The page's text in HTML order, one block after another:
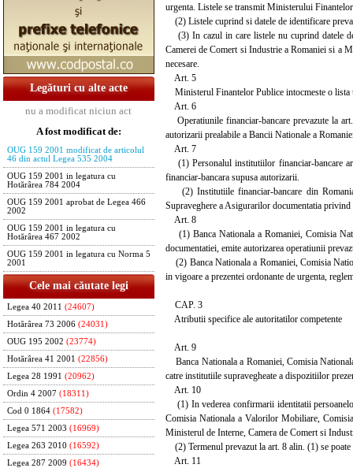
Legături cu alte acte
nu a modificat niciun act
A fost modificat de:
OUG 159 2001 modificat de articolul
46 din actul Legea 535 2004
OUG 159 2001 in legatura cu
Hotărârea 784 2004
OUG 159 2001 aprobat de Legea 466
2002
OUG 159 2001 in legatura cu
Hotărârea 467 2002
OUG 159 2001 in legatura cu Norma 5
2001
Cele mai căutate legi
Legea 40 2011 (24607)
Hotărârea 73 2006 (24031)
OUG 195 2002 (23774)
Hotărârea 41 2001 (22856)
Legea 28 1991 (20962)
Ordin 4 2007 (18311)
Cod 0 1864 (17582)
Legea 571 2003 (16969)
Legea 263 2010 (16592)
Legea 287 2009 (16434)
urgenta. Listele se transmit Ministerului
(2) Listele cuprind si datele de identificare
(3) In cazul in care listele nu cuprind datele
Camerei de Comert si Industrie a Romaniei si a
necesare.
Art. 5
Ministerul Finantelor Publice intocmeste o lista
Art. 6
Operatiunile financiar-bancare prevazute la
autorizarii prealabile a Bancii Nationale a
Art. 7
(1) Personalul institutiilor financiar-bancare
financiar-bancara supusa autorizarii.
(2) Institutiile financiar-bancare din
Supraveghere a Asigurarilor documentatia
Art. 8
(1) Banca Nationala a Romaniei, Comisia
documentatiei, emite autorizarea operatiunii
(2) Banca Nationala a Romaniei, Comisia
in vigoare a prezentei ordonante de urgenta,
CAP. 3
Atributii specifice ale autoritatilor competente
Art. 9
Banca Nationala a Romaniei, Comisia
catre institutiile supravegheate a dispozitiilor
Art. 10
(1) In vederea confirmarii identitatii
Comisia Nationala a Valorilor Mobiliare,
Ministerul de Interne, Camera de Comert si
(2) Termenul prevazut la art. 8 alin. (1) se poate
Art. 11